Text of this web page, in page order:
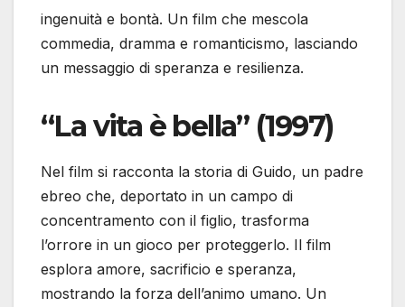
ingenuità e bontà. Un film che mescola
commedia, dramma e romanticismo, lasciando
un messaggio di speranza e resilienza.
“La vita è bella” (1997)
Nel film si racconta la storia di Guido, un padre
ebreo che, deportato in un campo di
concentramento con il figlio, trasforma
l’orrore in un gioco per proteggerlo. Il film
esplora amore, sacrificio e speranza,
mostrando la forza dell’animo umano. Un